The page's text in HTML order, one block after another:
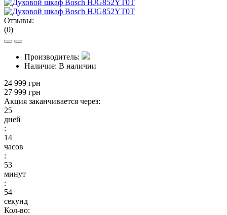
Отзывы:
(0)
Производитель:
Наличие: В наличии
24 999 грн
27 999 грн
Акция заканчивается через:
25
дней
:
14
часов
:
53
минут
:
53
секунд
Кол-во: